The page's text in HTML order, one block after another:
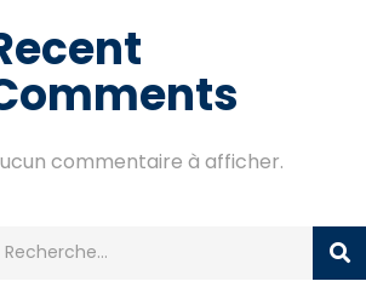
commentaire à afficher.